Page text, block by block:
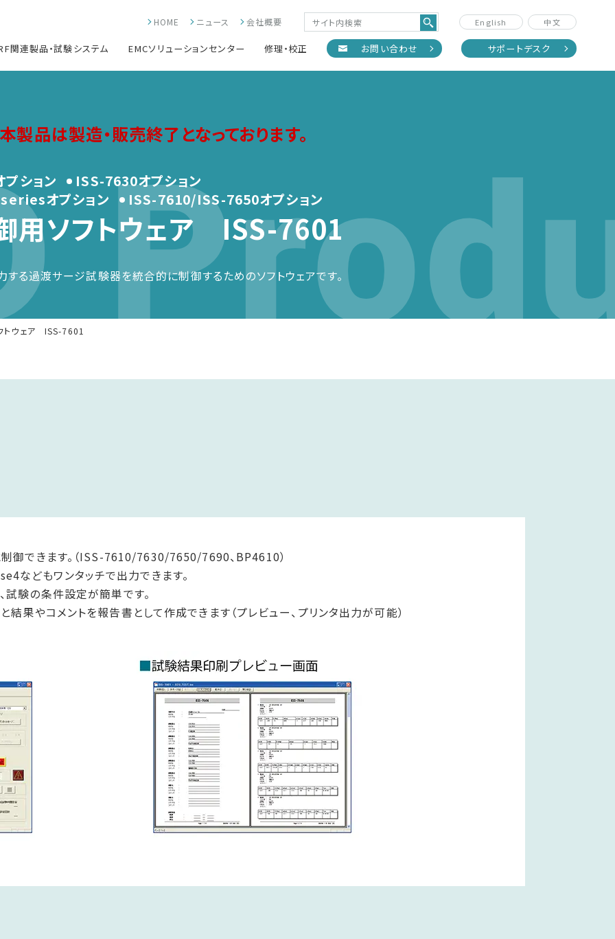
関連製品・試験システム EMCソリューションセンター 修理・校正 お問い合わせ サポートデスク
HOME ニュース 会社概要 English 中文
本製品は製造・販売終了となっております。
ション
ISS-7630オプション
オプション
ISS-7610/ISS-7650オプション
用ソフトウェア ISS-7601
る過渡サージ試験器を統合的に制御するためのソフトウェアです。
トウェア ISS-7601
制御できます。（ISS-7610/7630/7650/7690、BP4610）
などもワンタッチで出力できます。
試験の条件設定が簡単です。
結果やコメントを報告書として作成できます（プレビュー、プリンタ出力が可能）